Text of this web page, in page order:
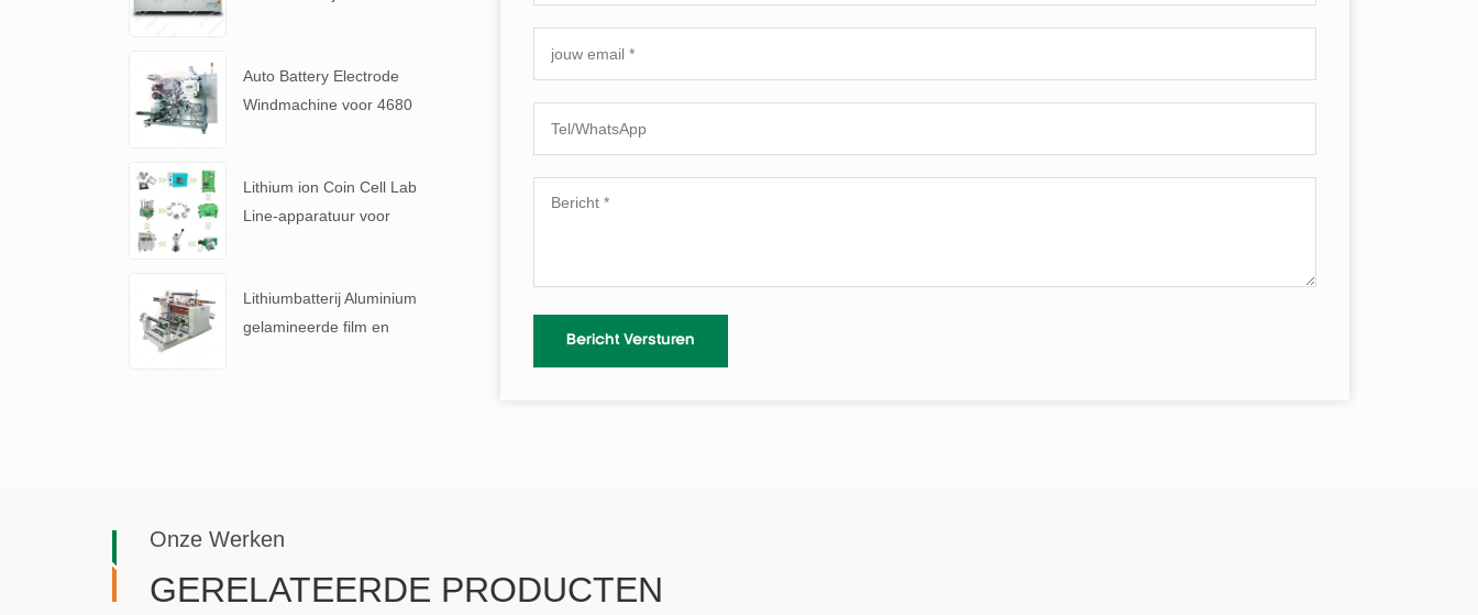
Auto Battery Electrode
Windmachine voor 4680
Lithium ion Coin Cell Lab
Line-apparatuur voor
Lithiumbatterij Aluminium
gelamineerde film en
Onze Werken
GERELATEERDE PRODUCTEN